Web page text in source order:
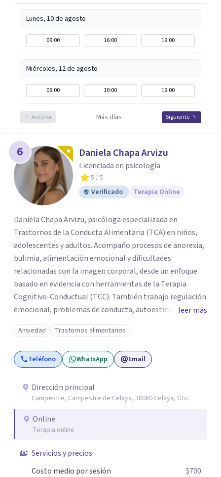
conversación no tiene costo.
Lunes, 10 de agosto
09:00 16:00 19:00
Miércoles, 12 de agosto
09:00 10:00 19:00
Anterior Más días Siguiente
6 Daniela Chapa Arvizu
Licenciada en psicología
5 / 5
Verificado
Terapia Online
Daniela Chapa Arvizu, psicóloga especializada en
Trastornos de la Conducta Alimentaria (TCA) en niños,
adolescentes y adultos. Acompaño procesos de anorexia,
bulimia, alimentación emocional y dificultades
relacionadas con la imagen corporal, desde un enfoque
basado en evidencia con herramientas de la Terapia
Cognitivo-Conductual (TCC). También trabajo regulación
emocional, problemas de conducta, autoestima y
desarrollo de habilidades sociales y emocionales en
población infantil y juvenil. Me mantengo en constante
formación y actualización para brindar el
acompañamiento más efectivo a cada persona. Ofrezco
alimentación consciente, adaptado a las necesidades de
cada paciente y su familia. Atiendo de forma online.
Puedes reservar tu primera sesión directamente desde mi
perfil.
leer más
Ansiedad Trastornos alimentarios
Teléfono WhatsApp Email
Dirección principal
Campestre, Campestre de Celaya, 38080 Celaya, Gto.
Online
Terapia online
Servicios y precios
Costo medio por sesión
$700